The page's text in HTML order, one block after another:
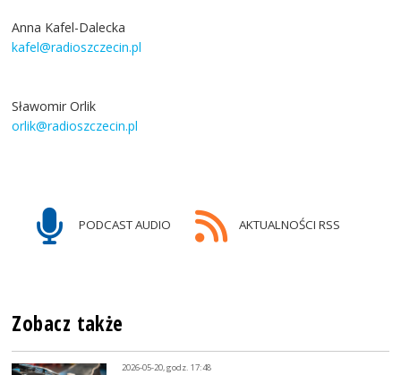
Anna Kafel-Dalecka
kafel@radioszczecin.pl
Sławomir Orlik
orlik@radioszczecin.pl
PODCAST AUDIO AKTUALNOŚCI RSS
Zobacz także
2026-05-20, godz. 17:48